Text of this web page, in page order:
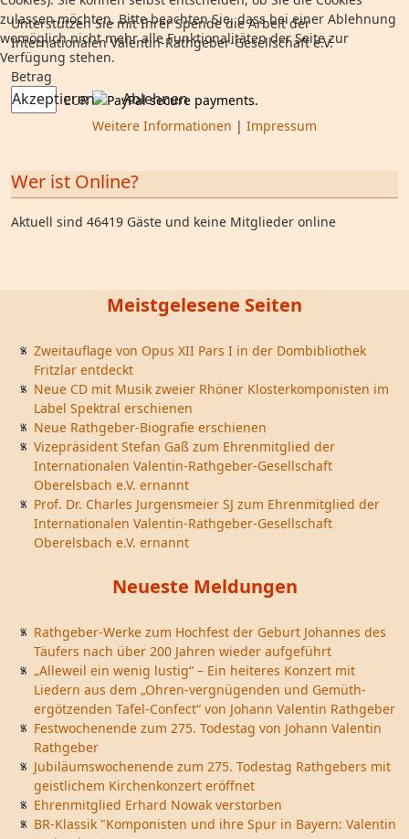
Unterstützen Sie mit Ihrer Spende die Arbeit der
Internationalen Valentin-Rathgeber-Gesellschaft e.V.
Betrag
EUR
Wer ist Online?
Aktuell sind 46419 Gäste und keine Mitglieder online
Meistgelesene Seiten
Zweitauflage von Opus XII Pars I in der Dombibliothek
Fritzlar entdeckt
Neue CD mit Musik zweier Rhöner Klosterkomponisten im
Label Spektral erschienen
Neue Rathgeber-Biografie erschienen
Vizepräsident Stefan Gaß zum Ehrenmitglied der
Internationalen Valentin-Rathgeber-Gesellschaft
Oberelsbach e.V. ernannt
Prof. Dr. Charles Jurgensmeier SJ zum Ehrenmitglied der
Internationalen Valentin-Rathgeber-Gesellschaft
Oberelsbach e.V. ernannt
Neueste Meldungen
Rathgeber-Werke zum Hochfest der Geburt Johannes des
Täufers nach über 200 Jahren wieder aufgeführt
„Alleweil ein wenig lustig“ – Ein heiteres Konzert mit
Liedern aus dem „Ohren-vergnügenden und Gemüth-
ergötzenden Tafel-Confect“ von Johann Valentin Rathgeber
Festwochenende zum 275. Todestag von Johann Valentin
Rathgeber
Jubiläumswochenende zum 275. Todestag Rathgebers mit
geistlichem Kirchenkonzert eröffnet
Ehrenmitglied Erhard Nowak verstorben
BR-Klassik "Komponisten und ihre Spur in Bayern: Valentin
zulassen möchten. Bitte beachten Sie, dass bei einer Ablehnung
womöglich nicht mehr alle Funktionalitäten der Seite zur
Verfügung stehen.
Akzeptieren Ablehnen
Weitere Informationen | Impressum